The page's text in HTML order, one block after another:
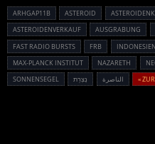
ARHGAP11B ASTEROID
ASTEROIDENVERKAUF
AUSGRABUNG
FAST RADIO BURSTS
FRB INDONESIEN
MAX-PLANCK INSTITUT
NAZARETH
SONNENSEGEL
נָצְרַת الناصرة «